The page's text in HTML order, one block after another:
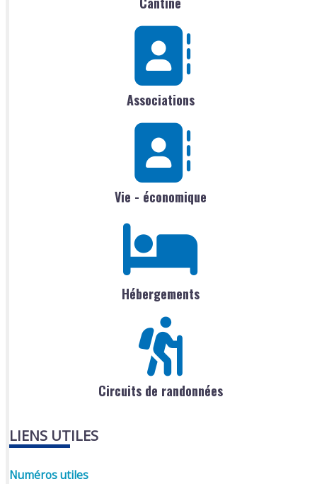
Associations
Vie - économique
Hébergements
Circuits de randonnées
LIENS UTILES
Numéros utiles